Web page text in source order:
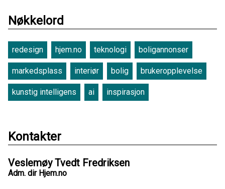
Nøkkelord
redesign hjem.no teknologi boligannonser
markedsplass interiør bolig brukeropplevelse
kunstig intelligens ai inspirasjon
Kontakter
Veslemøy Tvedt Fredriksen
Adm. dir Hjem.no